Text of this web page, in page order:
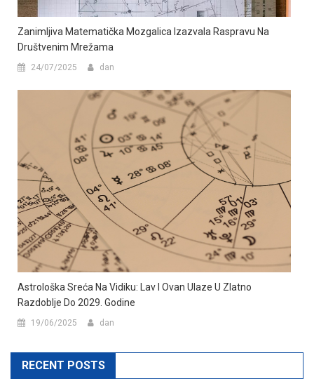
Zanimljiva Matematička Mozgalica Izazvala Raspravu Na
Društvenim Mrežama
24/07/2025 dan
Astrološka Sreća Na Vidiku: Lav I Ovan Ulaze U Zlatno
Razdoblje Do 2029. Godine
19/06/2025 dan
RECENT POSTS